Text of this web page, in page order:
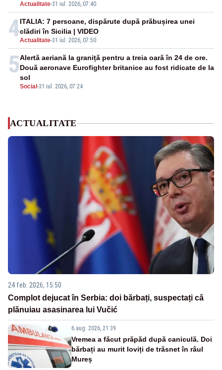
Actualitate-31 iul. 2026, 07:40
4Actualitate-31 iul. 2026, 07:50
ITALIA: 7 persoane, dispărute după prăbușirea unei
clădiri în Sicilia | VIDEO
5
Social -31 iul. 2026, 07:24
Alertă aeriană la graniță pentru a treia oară în 24 de ore.
Două aeronave Eurofighter britanice au fost ridicate de la
sol
ACTUALITATE
24 feb. 2026, 15:50
Complot dejucat în Serbia: doi bărbați, suspectați că
plănuiau asasinarea lui Vučić
6 aug. 2026, 21:39
Vremea a făcut prăpăd după caniculă. Doi
bărbați au murit loviți de trăsnet în râul
Mureș